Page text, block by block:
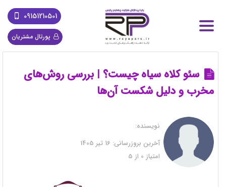
09151210501
پورتال مشتریان
سئو کلاه سیاه چیست؟ | بررسی روش‌های
مخرب و دلیل شکست آن‌ها
نویسنده:
آخرین بروزرسانی:
امتیاز 0 از 5